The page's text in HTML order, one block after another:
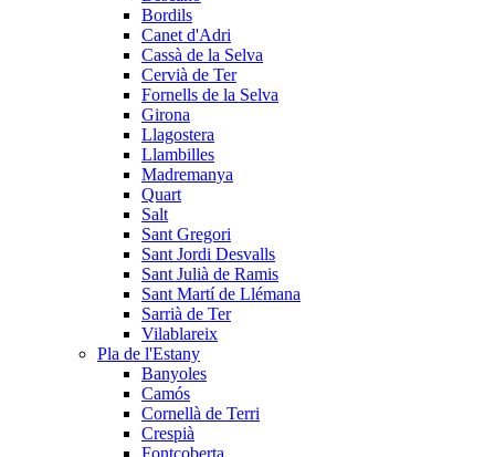
Bordils
Canet d'Adri
Cassà de la Selva
Cervià de Ter
Fornells de la Selva
Girona
Llagostera
Llambilles
Madremanya
Quart
Salt
Sant Gregori
Sant Jordi Desvalls
Sant Julià de Ramis
Sant Martí de Llémana
Sarrià de Ter
Vilablareix
Pla de l'Estany
Banyoles
Camós
Cornellà de Terri
Crespià
Fontcoberta